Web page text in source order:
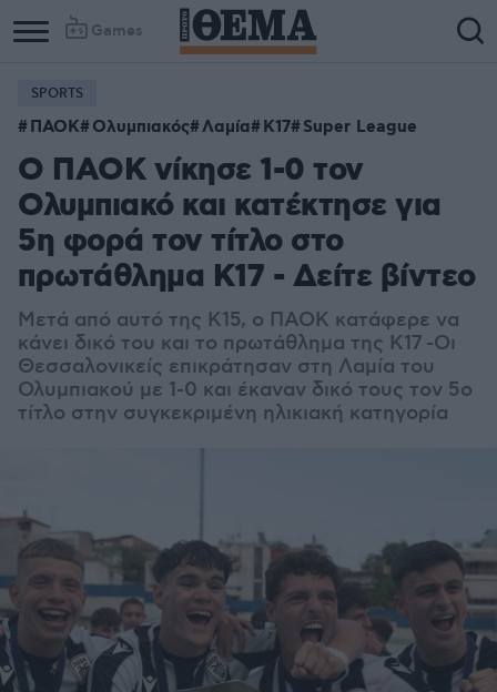
Games
SPORTS
ΠΑΟΚ Ολυμπιακός Λαμία Κ17 Super League
Ο ΠΑΟΚ νίκησε 1-0 τον
Ολυμπιακό και κατέκτησε για
5η φορά τον τίτλο στο
πρωτάθλημα Κ17 - Δείτε βίντεο
Μετά από αυτό της Κ15, ο ΠΑΟΚ κατάφερε να
κάνει δικό του και το πρωτάθλημα της Κ17 -Οι
Θεσσαλονικείς επικράτησαν στη Λαμία του
Ολυμπιακού με 1-0 και έκαναν δικό τους τον 5ο
τίτλο στην συγκεκριμένη ηλικιακή κατηγορία